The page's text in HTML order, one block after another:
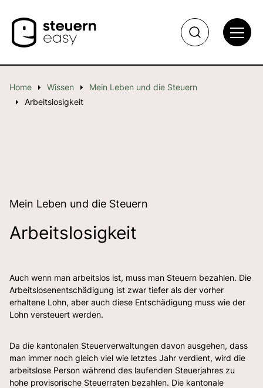
Home Wissen
Mein Leben und die Steuern
Arbeitslosigkeit
Arbeitslosigkeit
Mein Leben und die Steuern
Auch wenn man arbeitslos ist, muss man Steuern bezahlen. Die
Arbeitslosenentschädigung ist zwar tiefer als der vorher
erhaltene Lohn, aber auch diese Entschädigung muss wie der
Lohn versteuert werden.
Da die kantonalen Steuerverwaltungen davon ausgehen, dass
man immer noch gleich viel wie letztes Jahr verdient, wird die
arbeitslose Person während des laufenden Steuerjahres zu
hohe provisorische Steuerraten bezahlen. Die kantonale